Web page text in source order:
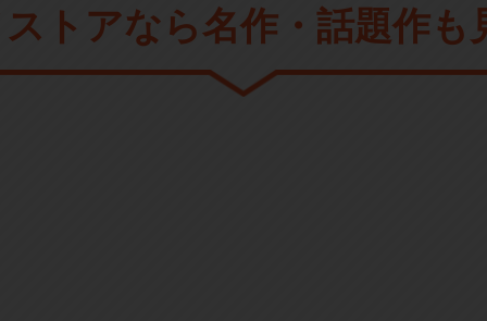
トアなら名作・話題作も